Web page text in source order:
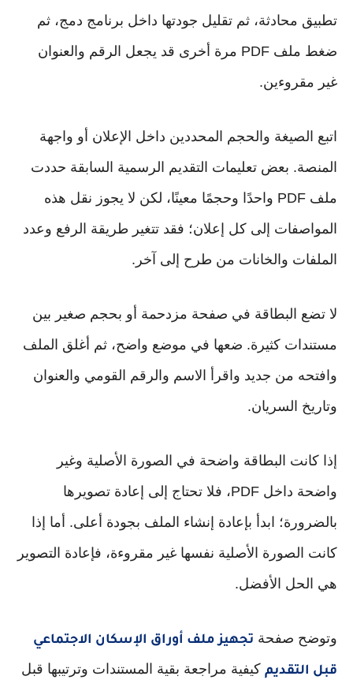
تطبيق محادثة، ثم تقليل جودتها داخل برنامج دمج، ثم
ضغط ملف PDF مرة أخرى قد يجعل الرقم والعنوان
غير مقروءين.
اتبع الصيغة والحجم المحددين داخل الإعلان أو واجهة
المنصة. بعض تعليمات التقديم الرسمية السابقة حددت
ملف PDF واحدًا وحجمًا معينًا، لكن لا يجوز نقل هذه
المواصفات إلى كل إعلان؛ فقد تتغير طريقة الرفع وعدد
الملفات والخانات من طرح إلى آخر.
لا تضع البطاقة في صفحة مزدحمة أو بحجم صغير بين
مستندات كثيرة. ضعها في موضع واضح، ثم أغلق الملف
وافتحه من جديد واقرأ الاسم والرقم القومي والعنوان
وتاريخ السريان.
إذا كانت البطاقة واضحة في الصورة الأصلية وغير
واضحة داخل PDF، فلا تحتاج إلى إعادة تصويرها
بالضرورة؛ ابدأ بإعادة إنشاء الملف بجودة أعلى. أما إذا
كانت الصورة الأصلية نفسها غير مقروءة، فإعادة التصوير
هي الحل الأفضل.
وتوضح صفحة تجهيز ملف أوراق الإسكان الاجتماعي
قبل التقديم كيفية مراجعة بقية المستندات وترتيبها قبل